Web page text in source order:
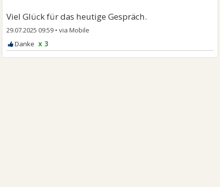
Viel Glück für das heutige Gespräch.
29.07.2025 09:59 •
x 3